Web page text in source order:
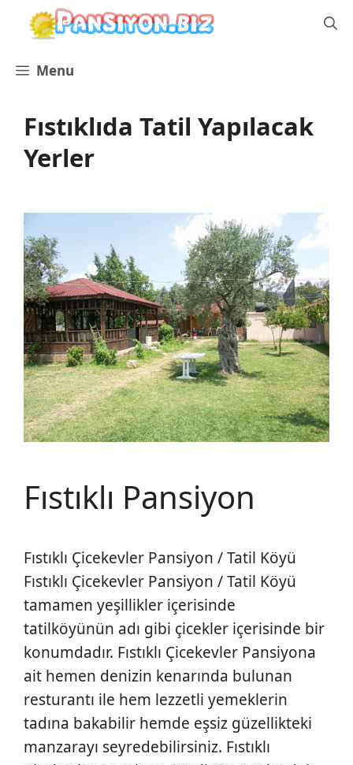
İçeriğe
Menu
Fıstıklıda Tatil Yapılacak
Yerler
Fıstıklı Pansiyon
Fıstıklı Çicekevler Pansiyon / Tatil Köyü
Fıstıklı Çicekevler Pansiyon / Tatil Köyü
tamamen yeşillikler içerisinde
tatilköyünün adı gibi çicekler içerisinde bir
konumdadır. Fıstıklı Çicekevler Pansiyona
ait hemen denizin kenarında bulunan
resturantı ile hem lezzetli yemeklerin
tadına bakabilir hemde eşsiz güzellikteki
manzarayı seyredebilirsiniz. Fıstıklı